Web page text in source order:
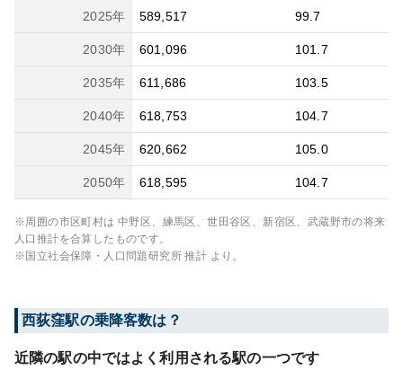
2025年 589,517 99.7
2030年 601,096 101.7
2035年 611,686 103.5
2040年 618,753 104.7
2045年 620,662 105.0
2050年 618,595 104.7
※周囲の市区町村は 中野区、練馬区、世田谷区、新宿区、武蔵野市の将来
人口推計を合算したものです。
※国立社会保障・人口問題研究所 推計 より。
西荻窪駅の乗降客数は？
近隣の駅の中ではよく利用される駅の一つです